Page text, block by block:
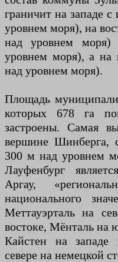
граничит на западе
уровнем моря), на
над уровнем
уровнем моря), а
над уровнем моря).
Площадь
которых 678 га
застроены. Самая
вершине Шинберга,
300 м над уровнем
Лауфенбург
Аргау,
национального
Меттауэрталь на
востоке, Мёнталь на
Кайстен на
севере на немецкой